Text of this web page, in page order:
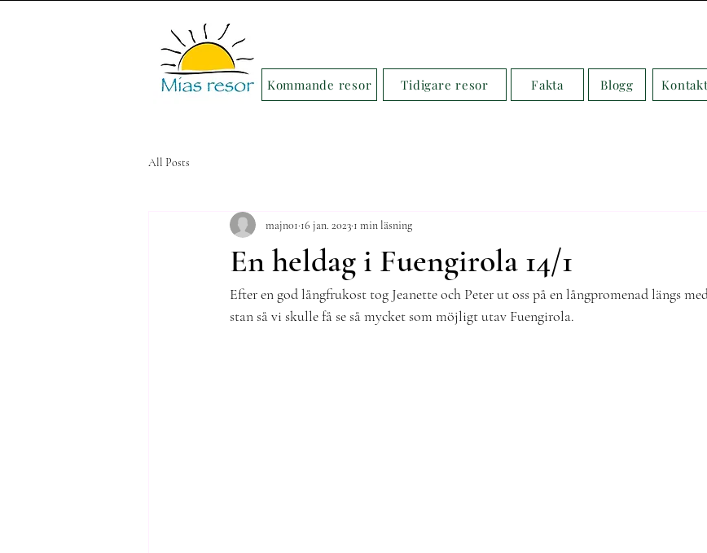
Kommande resor Tidigare resor Fakta Blogg
All Posts
En heldag i Fuengirola 14/1
majn01 16 jan. 2023 1 min läsning
Efter en god långfrukost tog Jeanette och Peter ut oss på en långpromenad längs
stan så vi skulle få se så mycket som möjligt utav Fuengirola.